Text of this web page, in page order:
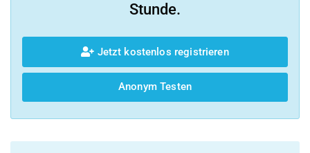
Stunde.
Jetzt kostenlos registrieren
Anonym Testen